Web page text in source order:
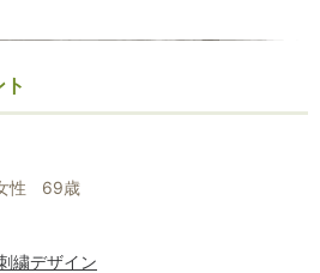
性 69歳
繍デザイン